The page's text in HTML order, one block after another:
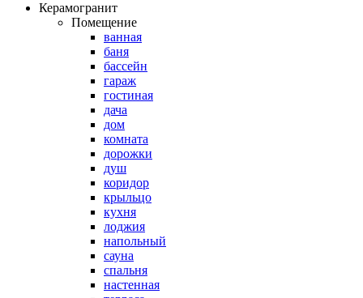
Керамогранит
Помещение
ванная
баня
бассейн
гараж
гостиная
дача
дом
комната
дорожки
душ
коридор
крыльцо
кухня
лоджия
напольный
сауна
спальня
настенная